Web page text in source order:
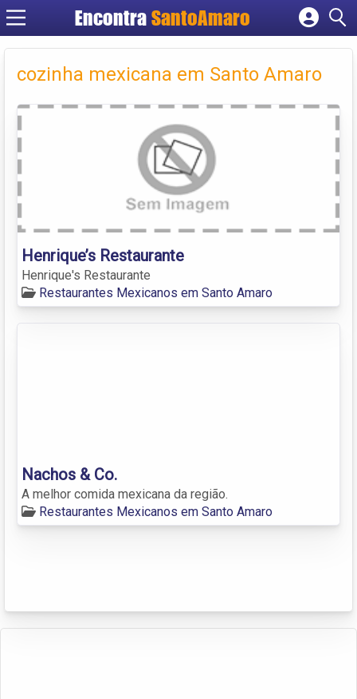
Encontra SantoAmaro
Cadastrar empresa
Criar conta
cozinha mexicana em Santo Amaro
Henrique’s Restaurante
Henrique's Restaurante
Restaurantes Mexicanos em Santo Amaro
Nachos & Co.
A melhor comida mexicana da região.
Restaurantes Mexicanos em Santo Amaro